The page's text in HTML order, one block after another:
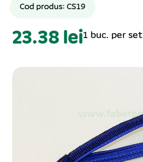
Cod produs: CS19
23.38 lei1 buc. per set